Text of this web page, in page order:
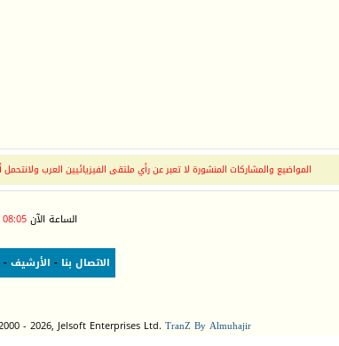
المواضيع والمشاركات المنشورة لا تعبر عن رأي ملتقى الفيزيائيين العرب
الساعة الآن08:05
الاتصال بنا - الأرشيف-
- 2026, Jelsoft Enterprises Ltd. TranZ By Almuhajir